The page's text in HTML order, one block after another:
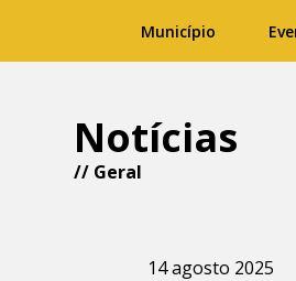
Município
Notícias
// Geral
14 agosto 2025